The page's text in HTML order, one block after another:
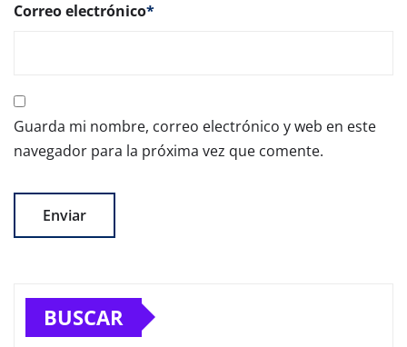
Correo electrónico*
Guarda mi nombre, correo electrónico y web en este
navegador para la próxima vez que comente.
BUSCAR